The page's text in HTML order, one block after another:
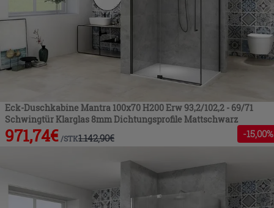
Eck-Duschkabine Mantra 100x70 H200 Erw 93,2/102,2 - 69/71
Schwingtür Klarglas 8mm Dichtungsprofile Mattschwarz
971,74€ /STK1.142,90€ -15,00%